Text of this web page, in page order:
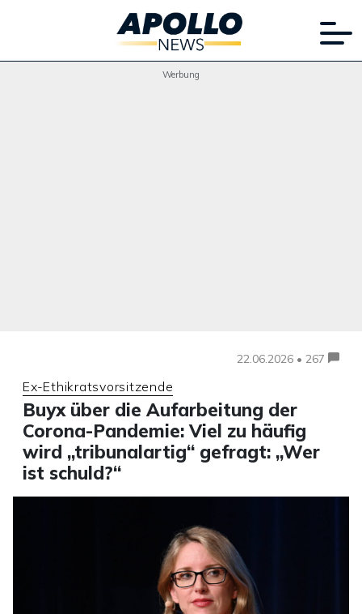
Werbung
22.06.2026 • 267
Ex-Ethikratsvorsitzende
Buyx über die Aufarbeitung der
Corona-Pandemie: Viel zu häufig
wird „tribunalartig“ gefragt: „Wer
ist schuld?“